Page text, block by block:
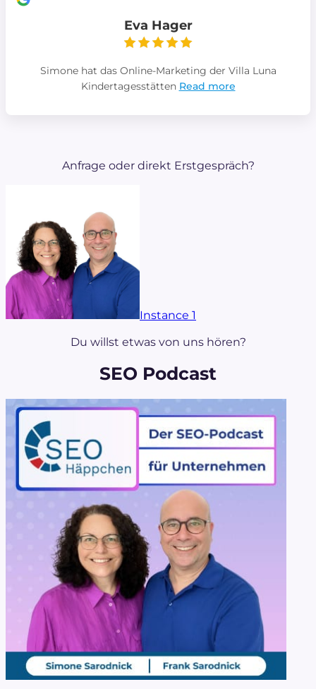
Eva Hager
Simone hat das Online-Marketing der Villa Luna
Kindertagesstätten Read more
Anfrage oder direkt Erstgespräch?
Instance 1
Du willst etwas von uns hören?
SEO Podcast